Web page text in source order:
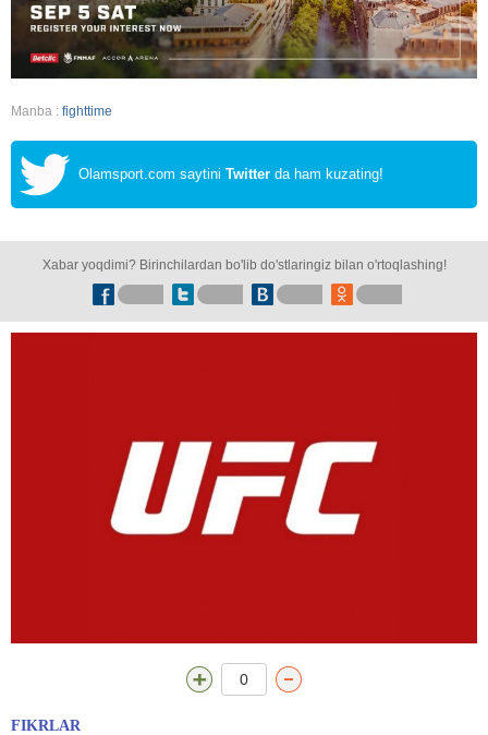
Manba : fighttime
Olamsport.com saytini Twitter da ham kuzating!
Xabar yoqdimi? Birinchilardan bo'lib do'stlaringiz bilan o'rtoqlashing!
0
FIKRLAR